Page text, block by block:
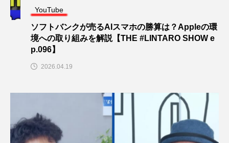
YouTube
ソフトバンクが売るAIスマホの勝算は？Appleの環
境への取り組みを解説【THE #LINTARO SHOW e
p.096】
2026.04.19